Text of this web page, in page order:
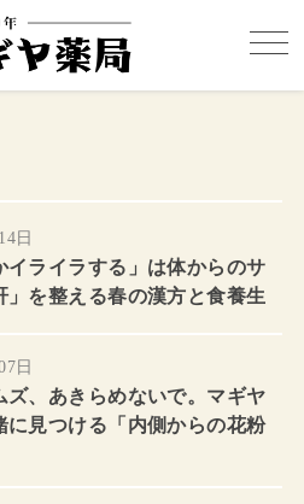
日
イライラする」は体からのサ
」を整える春の漢方と食養生
日
ズ、あきらめないで。マギヤ
に見つける「内側からの花粉